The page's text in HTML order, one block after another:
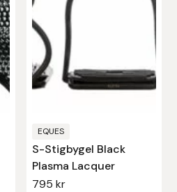
EQUES
S-Stigbygel Black
Plasma Lacquer
795 kr